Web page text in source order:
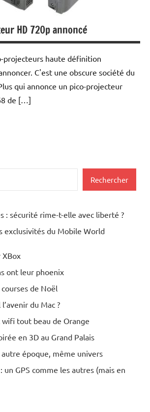
HD 720p annoncé
projecteurs haute définition
C'est une obscure société du
qui annonce un pico-projecteur
de […]
Rechercher
: sécurité rime-t-elle avec liberté ?
exclusivités du Mobile World
XBox
ont leur phoenix
courses de Noël
du Mac ?
tout beau de Orange
en 3D au Grand Palais
époque, même univers
un GPS comme les autres (mais en